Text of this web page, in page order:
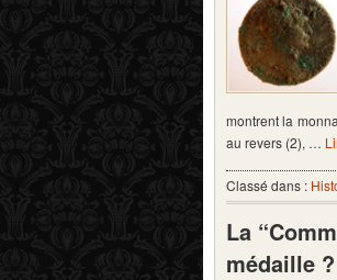
montrent la
au revers (2), …
Classé dans :
La
médaille ?